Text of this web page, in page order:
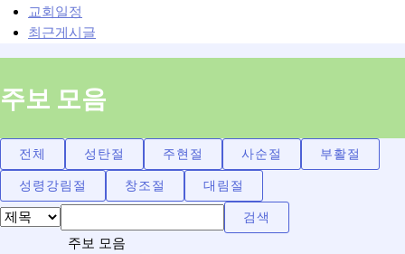
교회일정
최근게시글
주보 모음
전체 성탄절 주현절 사순절 부활절
성령강림절 창조절 대림절
검색
주보 모음